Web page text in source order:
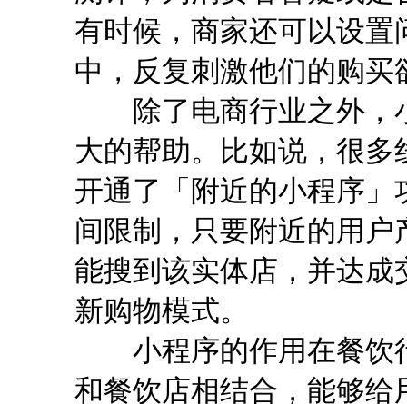
有时候，商家还可以设
中，反复刺激他们的购买
除了电商行业之外，
大的帮助。比如说，很
开通了「附近的小程序
间限制，只要附近的用
能搜到该实体店，并达
新购物模式。
小程序的作用在餐饮
和餐饮店相结合，能够